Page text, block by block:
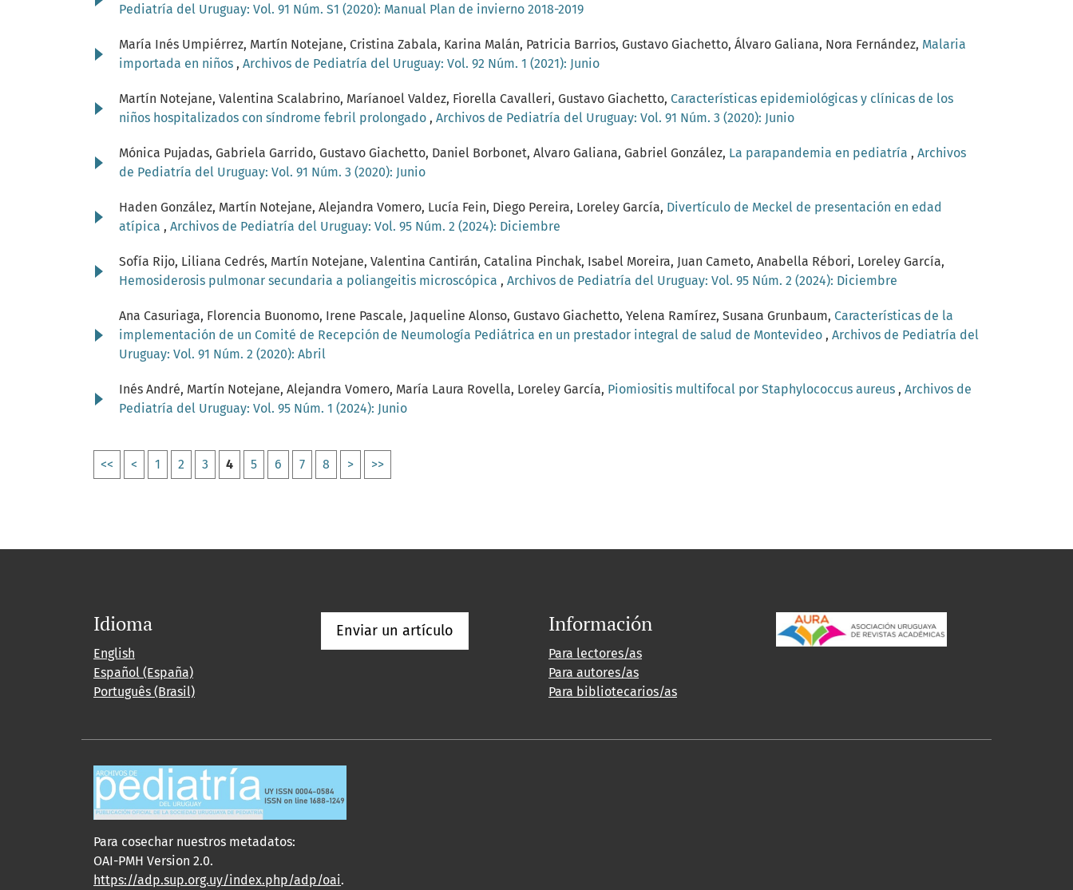
Pediatría del Uruguay: Vol. 91 Núm. S1 (2020): Manual Plan de invierno 2018-2019
María Inés Umpiérrez, Martín Notejane, Cristina Zabala, Karina Malán, Patricia Barrios, Gustavo Giachetto, Álvaro Galiana, Nora Fernández, Malaria
importada en niños , Archivos de Pediatría del Uruguay: Vol. 92 Núm. 1 (2021): Junio
Martín Notejane, Valentina Scalabrino, Maríanoel Valdez, Fiorella Cavalleri, Gustavo Giachetto, Características epidemiológicas y clínicas de los
niños hospitalizados con síndrome febril prolongado , Archivos de Pediatría del Uruguay: Vol. 91 Núm. 3 (2020): Junio
Mónica Pujadas, Gabriela Garrido, Gustavo Giachetto, Daniel Borbonet, Alvaro Galiana, Gabriel González, La parapandemia en pediatría , Archivos
de Pediatría del Uruguay: Vol. 91 Núm. 3 (2020): Junio
Haden González, Martín Notejane, Alejandra Vomero, Lucía Fein, Diego Pereira, Loreley García, Divertículo de Meckel de presentación en edad
atípica , Archivos de Pediatría del Uruguay: Vol. 95 Núm. 2 (2024): Diciembre
Sofía Rijo, Liliana Cedrés, Martín Notejane, Valentina Cantirán, Catalina Pinchak, Isabel Moreira, Juan Cameto, Anabella Rébori, Loreley García,
Hemosiderosis pulmonar secundaria a poliangeitis microscópica , Archivos de Pediatría del Uruguay: Vol. 95 Núm. 2 (2024): Diciembre
Ana Casuriaga, Florencia Buonomo, Irene Pascale, Jaqueline Alonso, Gustavo Giachetto, Yelena Ramírez, Susana Grunbaum, Características de la
implementación de un Comité de Recepción de Neumología Pediátrica en un prestador integral de salud de Montevideo , Archivos de Pediatría del
Uruguay: Vol. 91 Núm. 2 (2020): Abril
Inés André, Martín Notejane, Alejandra Vomero, María Laura Rovella, Loreley García, Piomiositis multifocal por Staphylococcus aureus , Archivos de
Pediatría del Uruguay: Vol. 95 Núm. 1 (2024): Junio
<< < 1 2 3 4 5 6 7 8 > >>
Idioma
English
Español (España)
Português (Brasil)
Enviar un artículo Información
Para lectores/as
Para autores/as
Para bibliotecarios/as
Para cosechar nuestros metadatos:
OAI-PMH Version 2.0.
https://adp.sup.org.uy/index.php/adp/oai.